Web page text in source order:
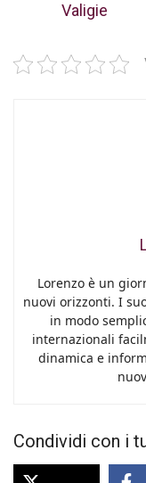
Valigie
Lorenzo è un
nuovi orizzonti. I
in modo
internazionali
dinamica e
Condividi con i